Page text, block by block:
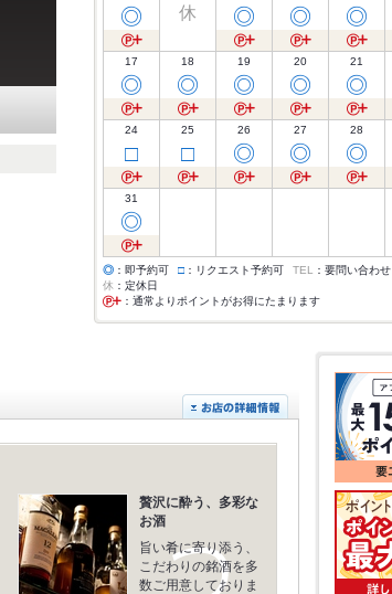
◎ 休 ◎ ◎ ◎
17
◎
18
◎
19
◎
20
◎
21
◎
24
□
25
□
26
◎
27
◎
28
◎
31
◎
◎ ：即予約可 □ ：リクエスト予約可 TEL ：要問い合わせ
休 ：定休日
：通常よりポイントがお得にたまります
贅沢に酔う、多彩な
お酒
旨い肴に寄り添う、
こだわりの銘酒を多
数ご用意しておりま